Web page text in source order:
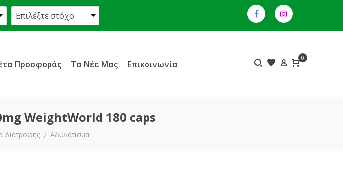
Προσφοράς Τα Νέα Μας Επικοινωνία
0
WeightWorld 180 caps
Διατροφής Αδυνάτισμα